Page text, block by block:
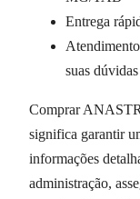
Entrega
suas dúvidas
Comprar
significa garantir
informações
administração,